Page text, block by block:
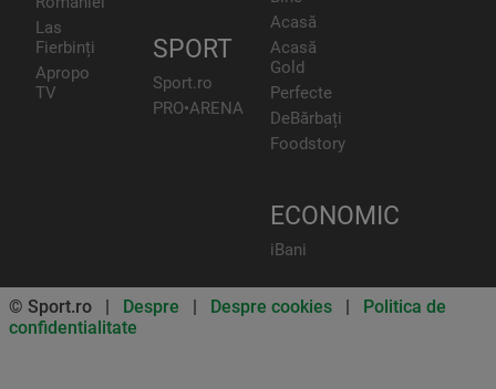
Las
Fierbinți
Apropo
TV
SPORT
Sport.ro
PRO•ARENA
Acasă
Acasă
Gold
Perfecte
DeBărbați
Foodstory
ECONOMIC
iBani
© Sport.ro | Despre | Despre cookies | Politica de
confidentialitate